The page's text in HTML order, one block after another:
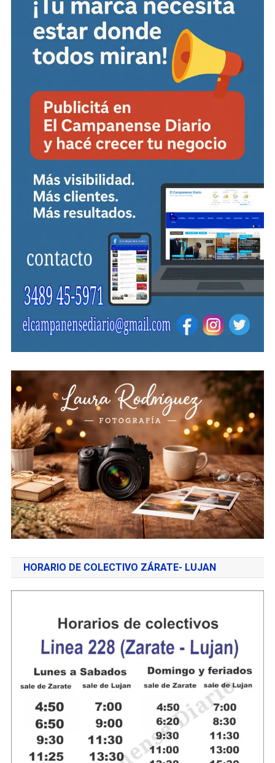
HORARIO DE COLECTIVO ZÁRATE- LUJAN